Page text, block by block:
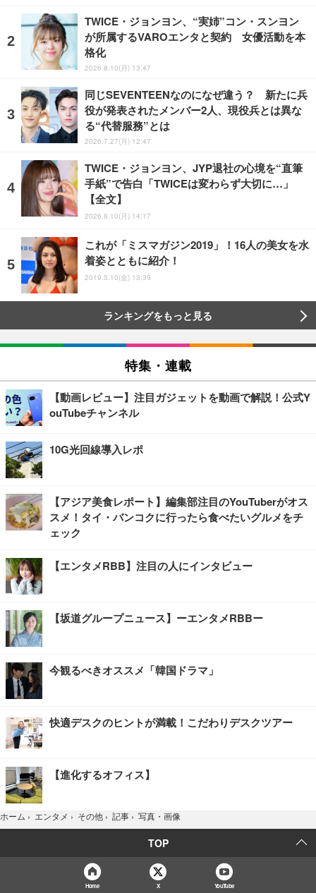
TWICE・ジョンヨン、“実姉”コン・スンヨン
が所属するVAROエンタと契約 女優活動を本
格化
2026.8.10(月) 13:47
同じSEVENTEENなのになぜ違う？ 新たに兵
役が発表されたメンバー2人、現役兵とは異な
る“代替服務”とは
2026.7.27(月) 12:47
TWICE・ジョンヨン、JYP退社の心境を“直筆
手紙”で告白「TWICEは変わらず大切に…」
【全文】
2026.8.10(月) 14:17
これが「ミスマガジン2019」！16人の美女を水
着姿とともに紹介！
2019.5.10(金) 13:39
ランキングをもっと見る
特集・連載
【動画レビュー】注目ガジェットを動画で解説！公式Y
ouTubeチャンネル
10G光回線導入レポ
【アジア美食レポート】編集部注目のYouTuberがオス
スメ！タイ・バンコクに行ったら食べたいグルメをチ
ェック
【エンタメRBB】注目の人にインタビュー
【坂道グループニュース】ーエンタメRBBー
今観るべきオススメ「韓国ドラマ」
快適デスクのヒントが満載！こだわりデスクツアー
【進化するオフィス】
ホーム › エンタメ › その他 › 記事 › 写真・画像
TOP
Home X YouTube